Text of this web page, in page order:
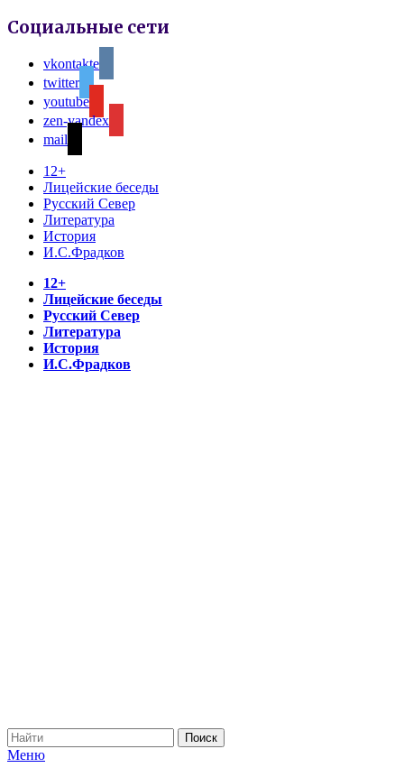
Социальные сети
vkontakte
twitter
youtube
zen-yandex
mail
12+
Лицейские беседы
Русский Север
Литература
История
И.С.Фрадков
12+
Лицейские беседы
Русский Север
Литература
История
И.С.Фрадков
Меню